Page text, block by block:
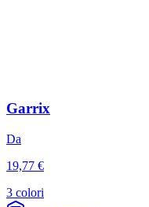
Garrix
Da
19,77 €
3 colori